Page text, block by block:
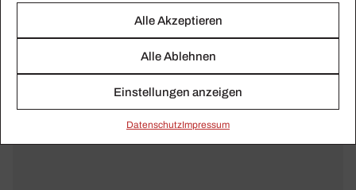
Alle Akzeptieren
Alle Ablehnen
Einstellungen anzeigen
Daten­schutzImpressum